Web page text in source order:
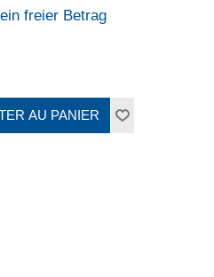
freier Betrag